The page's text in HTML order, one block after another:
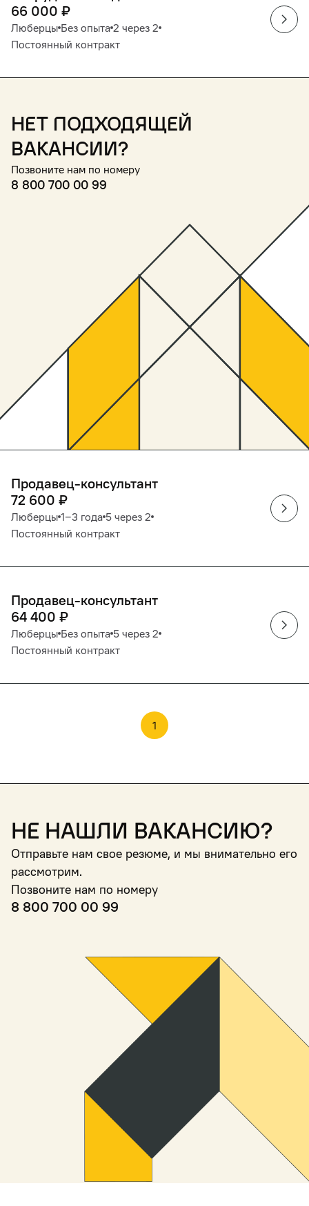
66 000 ₽
Люберцы Без опыта 2 через 2
Постоянный контракт
Нет подходящей
вакансии?
Позвоните нам по номеру
8 800 700 00 99
Продавец-консультант
72 600 ₽
Люберцы 1‒3 года 5 через 2
Постоянный контракт
Продавец-консультант
64 400 ₽
Люберцы Без опыта 5 через 2
Постоянный контракт
1
Не нашли вакансию?
Отправьте нам свое резюме, и мы внимательно его
рассмотрим.
Позвоните нам по номеру
8 800 700 00 99